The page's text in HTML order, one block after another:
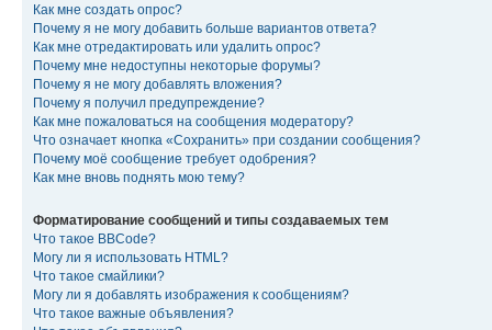
Как мне создать опрос?
Почему я не могу добавить больше вариантов ответа?
Как мне отредактировать или удалить опрос?
Почему мне недоступны некоторые форумы?
Почему я не могу добавлять вложения?
Почему я получил предупреждение?
Как мне пожаловаться на сообщения модератору?
Что означает кнопка «Сохранить» при создании сообщения?
Почему моё сообщение требует одобрения?
Как мне вновь поднять мою тему?
Форматирование сообщений и типы создаваемых тем
Что такое BBCode?
Могу ли я использовать HTML?
Что такое смайлики?
Могу ли я добавлять изображения к сообщениям?
Что такое важные объявления?